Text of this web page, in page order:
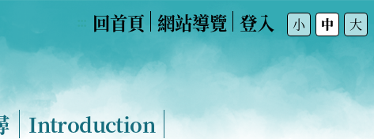
回首頁 網站導覽 登入 小 中 大
Introduction